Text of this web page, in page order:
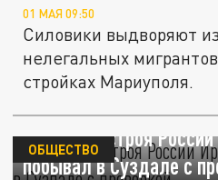
01 МАЯ 09:50
Силовики выдворяют
нелегальных
стройках Мариуполя.
Глава Минстроя
побывал в Суздале с
ОБЩЕСТВО